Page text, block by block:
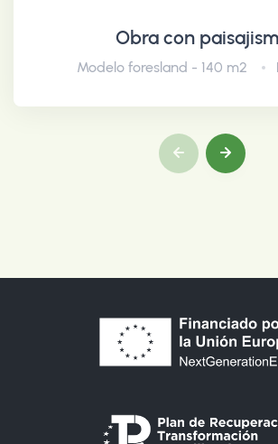
Obra con
Modelo foresland - 140 m2